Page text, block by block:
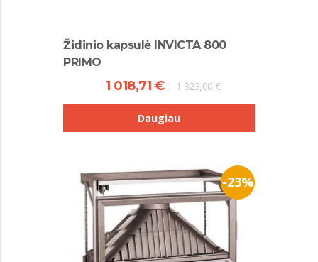
Židinio kapsulė INVICTA 800
PRIMO
1 018,71 € 1 323,00 €
Daugiau
-23%